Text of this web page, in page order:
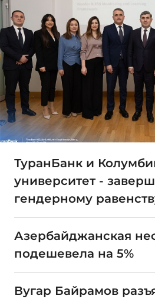
ТуранБанк и
университет -
гендерному
Азербайджанская
подешевела на 5%
Вугар Байрамов